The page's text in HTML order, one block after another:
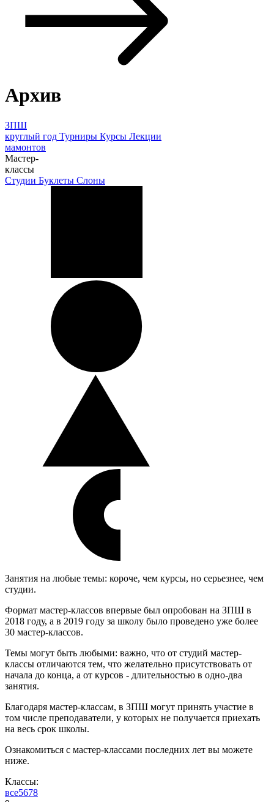
Архив
ЗПШ
круглый год Турниры Курсы Лекции
мамонтов
Мастер-
классы
Студии Буклеты Слоны
Занятия на любые темы: короче, чем курсы, но серьезнее, чем
студии.
Формат мастер-классов впервые был опробован на ЗПШ в
2018 году, а в 2019 году за школу было проведено уже более
30 мастер-классов.
Темы могут быть любыми: важно, что от студий мастер-
классы отличаются тем, что желательно присутствовать от
начала до конца, а от курсов - длительностью в одно-два
занятия.
Благодаря мастер-классам, в ЗПШ могут принять участие в
том числе преподаватели, у которых не получается приехать
на весь срок школы.
Ознакомиться с мастер-классами последних лет вы можете
ниже.
Классы:
все5678